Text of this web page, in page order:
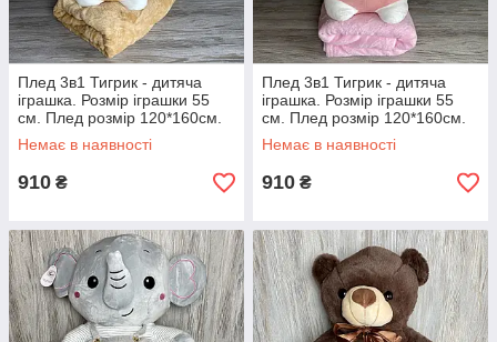
Плед 3в1 Тигрик - дитяча
іграшка. Розмір іграшки 55
см. Плед розмір 120*160см.
Немає в наявності
910 ₴
Плед 3в1 Тигрик - дитяча
іграшка. Розмір іграшки 55
см. Плед розмір 120*160см.
Немає в наявності
910 ₴